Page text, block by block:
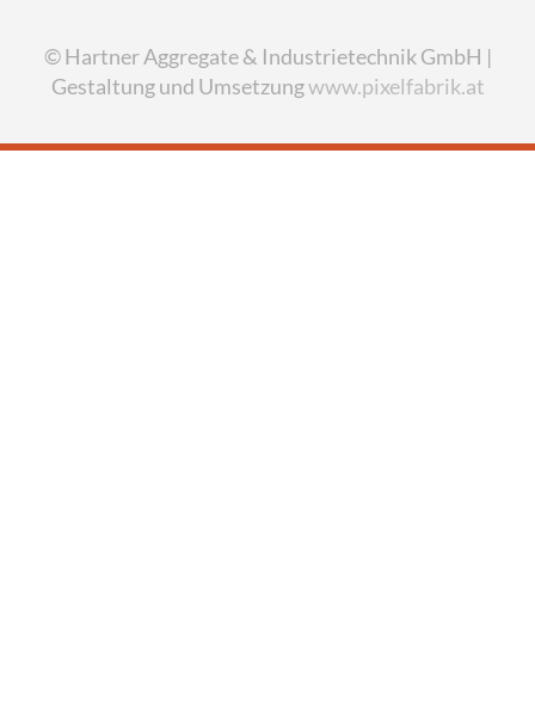
© Hartner Aggregate & Industrietechnik GmbH |
Gestaltung und Umsetzungwww.pixelfabrik.at